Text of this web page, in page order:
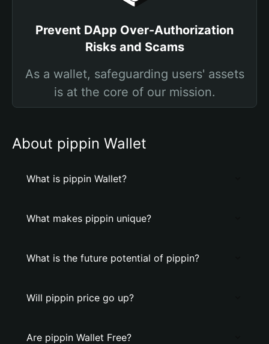
Prevent DApp Over-Authorization
Risks and Scams
As a wallet, safeguarding users' assets
is at the core of our mission.
About pippin Wallet
What is pippin Wallet?
What makes pippin unique?
What is the future potential of pippin?
Will pippin price go up?
Are pippin Wallet Free?